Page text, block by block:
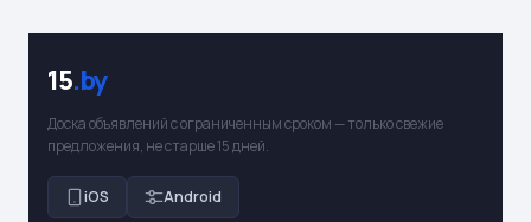
15.by
Доска объявлений с ограниченным сроком — только свежие
предложения, не старше 15 дней.
iOS Android